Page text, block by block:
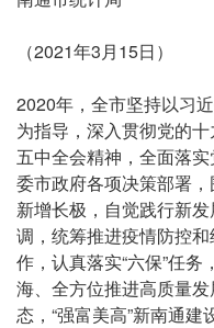
（2021年3月15日）
2020年，全市坚持以习
为指导，深入贯彻党的十
五中全会精神，全面落
委市政府各项决策部署
新增长极，自觉践行新
调，统筹推进疫情防控
作，认真落实“六保”任
海、全方位推进高质量
态，“强富美高”新南通建